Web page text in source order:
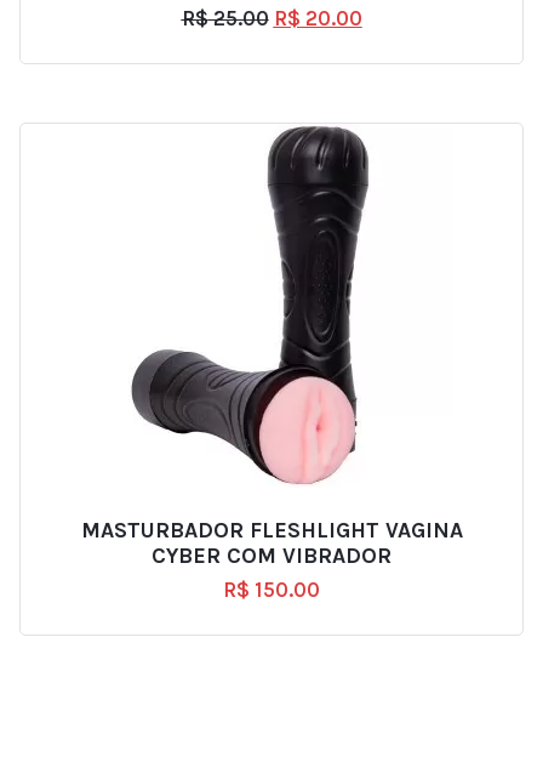
R$25.00 R$ 20.00
MASTURBADOR FLESHLIGHT VAGINA
CYBER COM VIBRADOR
R$ 150.00